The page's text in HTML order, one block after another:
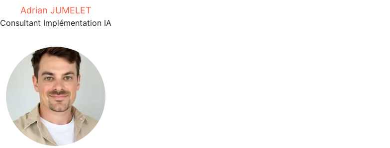
Adrian JUMELET
Consultant Implémentation IA